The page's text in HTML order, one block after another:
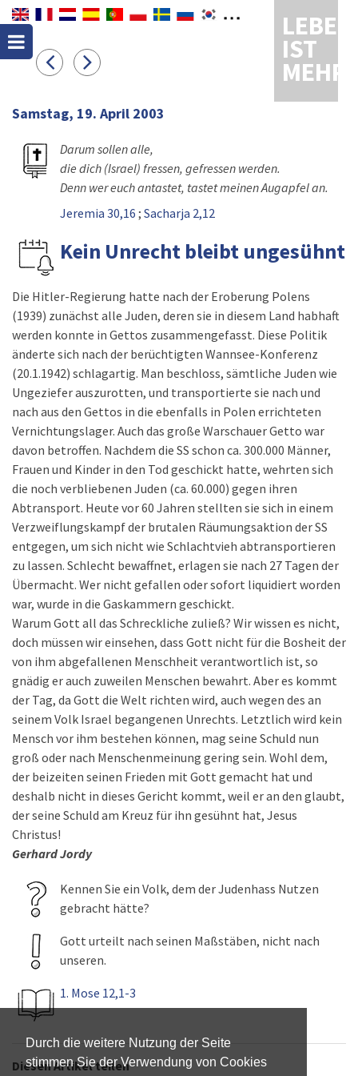
Durch die weitere Nutzung der Seite
stimmen Sie der Verwendung von Cookies
LEBEN
IST
MEHR
Samstag, 19. April 2003
Darum sollen alle,
die dich (Israel) fressen, gefressen werden.
Denn wer euch antastet, tastet meinen Augapfel an.
Jeremia 30,16 ; Sacharja 2,12
Kein Unrecht bleibt ungesühnt
Die Hitler-Regierung hatte nach der Eroberung Polens
(1939) zunächst alle Juden, deren sie in diesem Land habhaft
werden konnte in Gettos zusammengefasst. Diese Politik
änderte sich nach der berüchtigten Wannsee-Konferenz
(20.1.1942) schlagartig. Man beschloss, sämtliche Juden wie
Ungeziefer auszurotten, und transportierte sie nach und
nach aus den Gettos in die ebenfalls in Polen errichteten
Vernichtungslager. Auch das große Warschauer Getto war
davon betroffen. Nachdem die SS schon ca. 300.000 Männer,
Frauen und Kinder in den Tod geschickt hatte, wehrten sich
die noch verbliebenen Juden (ca. 60.000) gegen ihren
Abtransport. Heute vor 60 Jahren stellten sie sich in einem
Verzweiflungskampf der brutalen Räumungsaktion der SS
entgegen, um sich nicht wie Schlachtvieh abtransportieren
zu lassen. Schlecht bewaffnet, erlagen sie nach 27 Tagen der
Übermacht. Wer nicht gefallen oder sofort liquidiert worden
war, wurde in die Gaskammern geschickt.
Warum Gott all das Schreckliche zuließ? Wir wissen es nicht,
doch müssen wir einsehen, dass Gott nicht für die Bosheit der
von ihm abgefallenen Menschheit verantwortlich ist, so
gnädig er auch zuweilen Menschen bewahrt. Aber es kommt
der Tag, da Gott die Welt richten wird, auch wegen des an
seinem Volk Israel begangenen Unrechts. Letztlich wird kein
Mensch vor ihm bestehen können, mag seine Schuld nun
groß oder nach Menschenmeinung gering sein. Wohl dem,
der beizeiten seinen Frieden mit Gott gemacht hat und
deshalb nicht in dieses Gericht kommt, weil er an den glaubt,
der seine Schuld am Kreuz für ihn gesühnt hat, Jesus
Christus!
Gerhard Jordy
Kennen Sie ein Volk, dem der Judenhass Nutzen
gebracht hätte?
Gott urteilt nach seinen Maßstäben, nicht nach
unseren.
1. Mose 12,1-3
Diesen Artikel teilen